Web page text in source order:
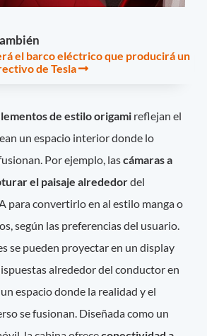
el barco eléctrico que producirá un
de Tesla
de estilo origami reflejan el
un espacio interior donde lo
Por ejemplo, lascámaras a
el paisaje alrededordel
para convertirlo en al estilo manga o
según las preferencias del usuario.
se pueden proyectar en un display
alrededor del conductor en
espacio donde la realidad y el
se fusionan. Diseñada como un